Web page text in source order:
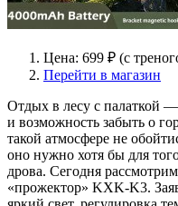
Цена: 699 ₽ (с
Перейти в магазин
Отдых в лесу с палаткой
и возможность забыть о
такой атмосфере не
оно нужно хотя бы для
дрова. Сегодня
«прожектор» KXK‑K3.